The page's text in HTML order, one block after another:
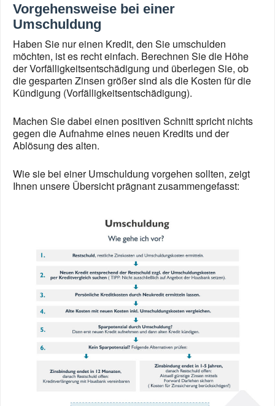
Vorgehensweise bei einer
Umschuldung
Haben Sie nur einen Kredit, den Sie umschulden
möchten, ist es recht einfach. Berechnen Sie die Höhe
der Vorfälligkeitsentschädigung und überlegen Sie, ob
die gesparten Zinsen größer sind als die Kosten für die
Kündigung (Vorfälligkeitsentschädigung).
Machen Sie dabei einen positiven Schnitt spricht nichts
gegen die Aufnahme eines neuen Kredits und der
Ablösung des alten.
Wie sie bei einer Umschuldung vorgehen sollten, zeigt
Ihnen unsere Übersicht prägnant zusammengefasst: